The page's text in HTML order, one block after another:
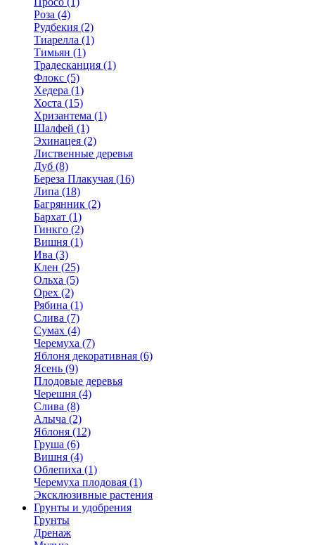
Роза (4)
Рудбекия (2)
Тиарелла (1)
Тимьян (1)
Традесканция (1)
Флокс (5)
Хедера (1)
Хоста (15)
Хризантема (1)
Шалфей (1)
Эхинацея (2)
Лиственные деревья
Дуб (8)
Береза Плакучая (16)
Липа (18)
Багрянник (2)
Бархат (1)
Гинкго (2)
Вишня (1)
Ива (3)
Клен (25)
Ольха (5)
Орех (2)
Рябина (1)
Слива (7)
Сумах (4)
Черемуха (7)
Яблоня декоративная (6)
Ясень (9)
Плодовые деревья
Черешня (4)
Слива (8)
Алыча (2)
Яблоня (12)
Груша (6)
Вишня (4)
Облепиха (1)
Черемуха плодовая (1)
Эксклюзивные растения
Грунты и удобрения
Грунты
Дренаж